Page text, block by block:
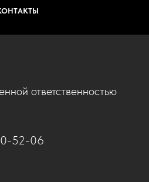
ответственностью
52-06